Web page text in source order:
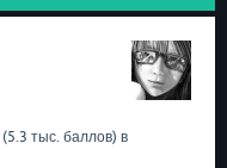
(5.3 тыс. баллов) в